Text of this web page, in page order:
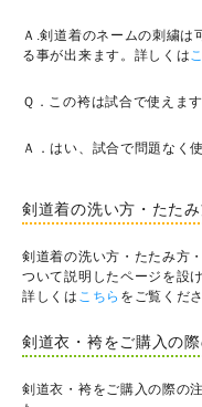
Ａ.剣道着のネームの刺繍
る事が出来ます。詳しくは
Ｑ．この袴は試合で使えま
Ａ．はい、試合で問題なく
剣道着の洗い方・たた
剣道着の洗い方・たたみ方
ついて説明したページを設け
詳しくは こちら をご覧くださ
剣道衣・袴をご購入の
剣道衣・袴をご購入の際の